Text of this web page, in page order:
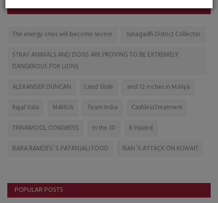
TAGS
The energy crisis will become severe
Junagadh District Collector
STRAY ANIMALS AND DOGS ARE PROVING TO BE EXTREMELY
DANGEROUS FOR LIONS
ALEXANDER DUNCAN
Land Slide
and 12 inches in Maliya
Rajal Vala
MAHUA Team India
CashlessTreatment
TRINAMOOL CONGRESS
In the 10
8 injured
BABA RAMDEV`S PATANJALI FOOD
IRAN`S ATTACK ON KUWAIT
POPULAR POSTS